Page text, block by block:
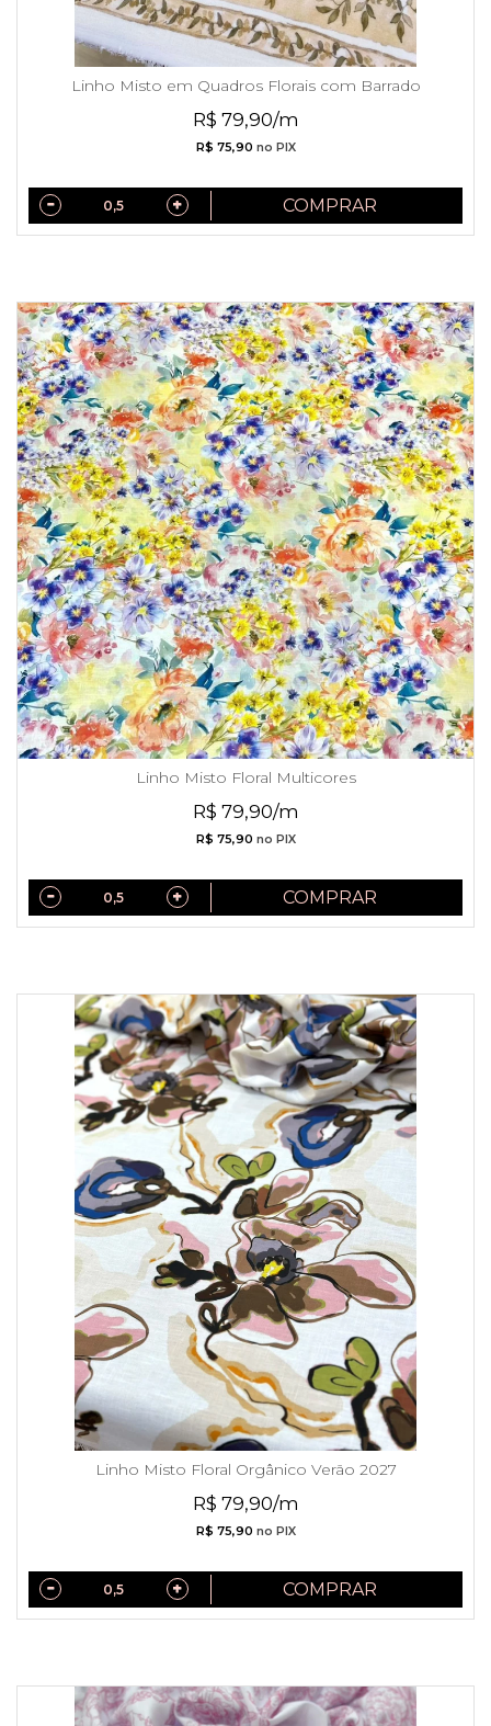
Linho Misto em Quadros Florais com Barrado
R$ 79,90/m
R$ 75,90 no PIX
COMPRAR
Linho Misto Floral Multicores
R$ 79,90/m
R$ 75,90 no PIX
COMPRAR
Linho Misto Floral Orgânico Verão 2027
R$ 79,90/m
R$ 75,90 no PIX
COMPRAR